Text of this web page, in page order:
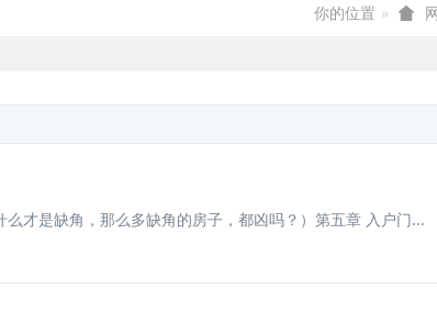
你的位置
么才是缺角，那么多缺角的房子，都凶吗？）第五章 入户门...